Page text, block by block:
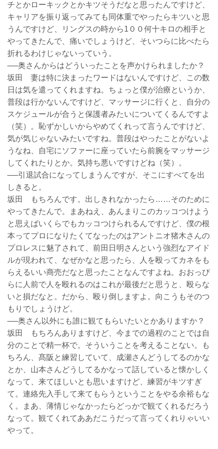
チとかローキックとかキツそうだなと思ったんですけど、
キャリアを振り返ってみても同体重でやったらキツいと思
うんですけど、リングスの時から1００何十キロの相手と
やってきたんで、痛いでしょうけど、そいつらに比べたら
折れるわけじゃないっていう。
──奥さんからはどういったことを声かけられましたか？
坂田 妻は特に決まったワードはないんですけど、この数
日は気を遣ってくれますね。ちょっと僕が治療というか、
普段は行かないんですけど、マッサージに行くと、自分の
スケジュールが合うと保護者みたいについてくるんですよ
（笑）。恥ずかしいからやめてくれって言うんですけど、
気が気じゃないみたいですね。普段はやったことがないよ
うなね、自宅にソファーに座っていたら前腕をマッサージ
してくれたりとか。気持ち悪いですけどね（笑）。
──引退試合になってしまうんですが、そこにすべてを出
しきると。
坂田 もちろんです。出しきれなかったら……そのために
やってきたんで。まあねえ、あんまりこのカッコつけよう
と思えばいくらでもカッコつけられるんですけど、僕の根
本ってプロになりたくてなったのはアントニオ猪木さんの
プロレスに魅了されて、前田日明さんという強烈なアイド
ルが現われて、なぜかなと思ったら、人を殴ってカネをも
らえるいい商売だなと思ったことなんですよね。おおっぴ
らに人前で人を殴れるのはこれが最後だと思うと、殴らな
いと損だなと。だから、殴り倒しますよ。向こうもそのつ
もりでしょうけど。
──奥さん以外にも誰に観てもらいたいとかありますか？
坂田 もちろんありますけど、今までの過程のことでは自
分のことで精一杯で。そういうことを考えることない。も
ちろん、髙阪と練習していて、成瀬さんどうしてるのかな
とか、山本さんどうしてるかなって話していると懐かしく
なって、来てほしいとも思いますけど、練習がキツすぎ
て。連絡先入手して来てもらうということをやる余裕もな
く。まあ、薄情じゃなかったらどっかで観てくれるだろう
なって。観てくれてああだこうだって言ってくれりゃいい
やって。